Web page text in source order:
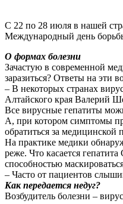
С 22 по 28 июля в нашей
Международный день
О формах болезни
Зачастую в современной
заразиться? Ответы на эти
– В некоторых странах
Алтайского края Валерий
Все вирусные гепатиты
А, при котором симптомы
обратиться за
На практике медики
реже. Что касается
способностью
– Часто от пациентов
Как передается недуг?
Возбудитель болезни –